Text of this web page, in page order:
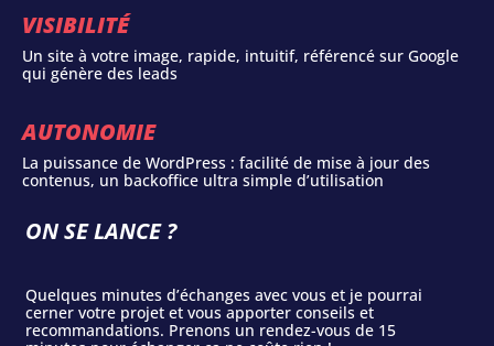
VISIBILITÉ
Un site à votre image, rapide, intuitif, référencé sur Google
qui génère des leads
AUTONOMIE
La puissance de WordPress : facilité de mise à jour des
contenus, un backoffice ultra simple d’utilisation
ON SE LANCE ?
Quelques minutes d’échanges avec vous et je pourrai
cerner votre projet et vous apporter conseils et
recommandations. Prenons un rendez-vous de 15